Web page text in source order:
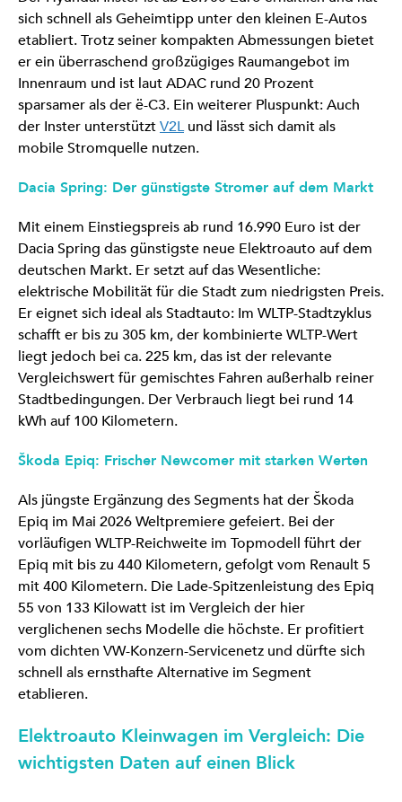
sich schnell als Geheimtipp unter den kleinen E-Autos
etabliert. Trotz seiner kompakten Abmessungen bietet
er ein überraschend großzügiges Raumangebot im
Innenraum und ist laut ADAC rund 20 Prozent
sparsamer als der ë-C3. Ein weiterer Pluspunkt: Auch
der Inster unterstütztV2Lund lässt sich damit als
mobile Stromquelle nutzen.
Dacia Spring: Der günstigste Stromer auf dem Markt
Mit einem Einstiegspreis ab rund 16.990 Euro ist der
Dacia Spring das günstigste neue Elektroauto auf dem
deutschen Markt. Er setzt auf das Wesentliche:
elektrische Mobilität für die Stadt zum niedrigsten Preis.
Er eignet sich ideal als Stadtauto: Im WLTP-Stadtzyklus
schafft er bis zu 305 km, der kombinierte WLTP-Wert
liegt jedoch bei ca. 225 km, das ist der relevante
Vergleichswert für gemischtes Fahren außerhalb reiner
Stadtbedingungen. Der Verbrauch liegt bei rund 14
kWh auf 100 Kilometern.
Škoda Epiq: Frischer Newcomer mit starken Werten
Als jüngste Ergänzung des Segments hat der Škoda
Epiq im Mai 2026 Weltpremiere gefeiert. Bei der
vorläufigen WLTP-Reichweite im Topmodell führt der
Epiq mit bis zu 440 Kilometern, gefolgt vom Renault 5
mit 400 Kilometern. Die Lade-Spitzenleistung des Epiq
55 von 133 Kilowatt ist im Vergleich der hier
verglichenen sechs Modelle die höchste. Er profitiert
vom dichten VW-Konzern-Servicenetz und dürfte sich
schnell als ernsthafte Alternative im Segment
etablieren.
Elektroauto Kleinwagen im Vergleich: Die
wichtigsten Daten auf einen Blick